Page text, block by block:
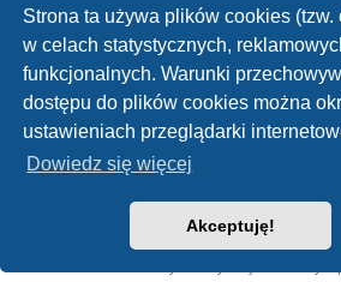
Strona ta używa plików cookies (tzw.
w celach statystycznych,
funkcjonalnych. Warunki
dostępu do plików cookies można
ustawieniach przeglądarki
Dowiedz się więcej
Akceptuję!
Jak nawiązać kontakt z administratorem
Wszyscy użytkownicy witryny mogą używać –
przez administratora witryny – formularza
mogą także używać odnośnika „Zespół
Na górę
Technologię dostarczaphpBB® Forum
Polski pakiet językowy dostarcza